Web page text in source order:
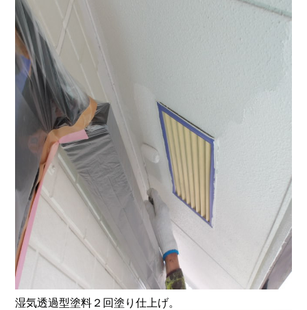
湿気透過型塗料２回塗り仕上げ。